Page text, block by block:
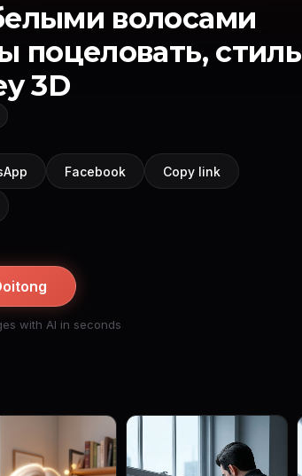
волосами
поцеловать, стиль
3D
Facebook Copy link
with AI in seconds